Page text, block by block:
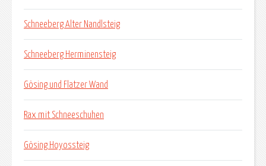
Schneeberg Alter Nandlsteig
Schneeberg Herminensteig
Gösing und Flatzer Wand
Rax mit Schneeschuhen
Gösing Hoyossteig